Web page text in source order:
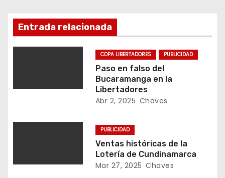
i
ó
e
t
Entrada relacionada
COPA LIBERTADORES PUBLICIDAD
Paso en falso del
Bucaramanga en la
Libertadores
Abr 2, 2025 Chaves
PUBLICIDAD
Ventas históricas de la
Lotería de Cundinamarca
Mar 27, 2025 Chaves